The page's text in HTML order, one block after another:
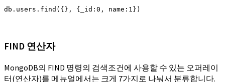
db.users.find({}, {_id:0, name:1})
FIND 연산자
MongoDB의 FIND 명령의 검색조건에 사용할 수 있는 오퍼레이
터(연산자)를 메뉴얼에서는 크게 7가지로 나눠서 분류합니다.